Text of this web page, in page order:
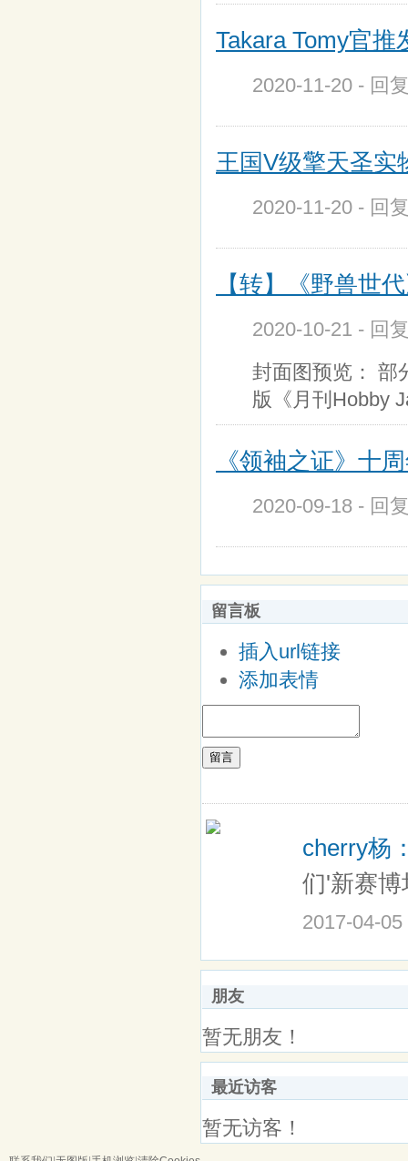
Takara Tomy官
2020-11-20 - 回
王国V级擎天圣实
2020-11-20 - 回
【转】《野兽世
2020-10-21 - 回
封面图预览： 部
版《月刊Hobby
《领袖之证》十
2020-09-18 - 回
留言板
插入url链接
添加表情
留言
cherry杨
们'新赛
2017-04-05
朋友
暂无朋友！
最近访客
暂无访客！